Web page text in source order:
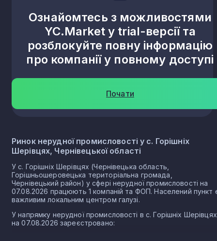
Ознайомтесь з можливостями
YC.Market у trial-версії та
розблокуйте повну інформацію
про компанії у повному доступі
Почати
Ринок нерудної промисловості у с. Горішніх
Шерівцях, Чернівецької області
У с. Горішніх Шерівцях (Чернівецька область,
Горішньошеровецька територіальна громада,
Чернівецький район) у сфері нерудної промисловості на
07.08.2026 працюють 1 компаній та ФОП. Населений пункт
важливим локальним центром галузі.
У напрямку нерудної промисловості в с. Горішніх Шерівцях
на 07.08.2026 зареєстровано: